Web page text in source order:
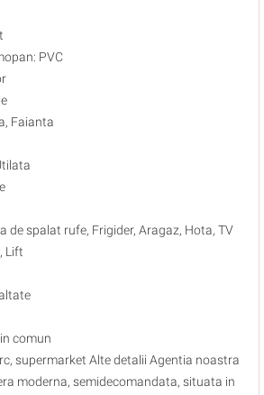
PVC
Faianta
de spalat rufe, Frigider, Aragaz, Hota, TV
Lift
comun
supermarket Alte detalii Agentia noastra
moderna, semidecomandata, situata in